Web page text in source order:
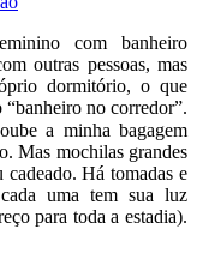
com banheiro
outras pessoas, mas
dormitório, o que
no corredor”.
a minha bagagem
Mas mochilas grandes
Há tomadas e
uma tem sua luz
para toda a estadia).